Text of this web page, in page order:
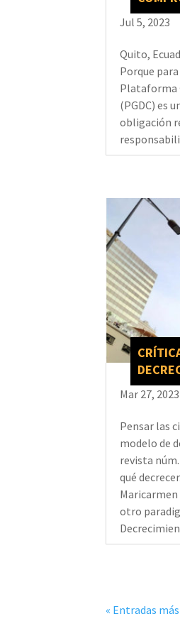
Jul 5, 2023
Quito,
Porque
Plataforma
(PGDC) es
obligación
Mar 27, 2023
Pensar las
modelo de
revista
qué
otro
« Entradas